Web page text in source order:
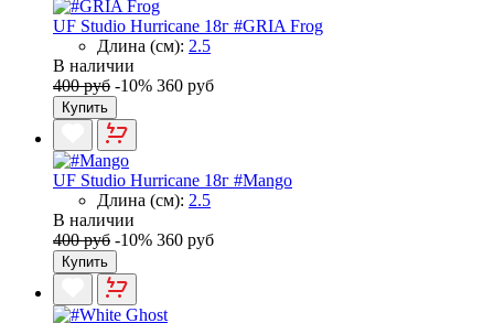
UF Studio Hurricane 18г #GRIA Frog
Длина (см): 2.5
В наличии
400 руб -10% 360 руб
Купить
UF Studio Hurricane 18г #Mango
Длина (см): 2.5
В наличии
400 руб -10% 360 руб
Купить